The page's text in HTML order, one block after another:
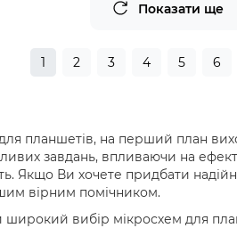
Показати ще
1 2 3 4 5 6
планшетів, на перший план
завдань, впливаючи на
Якщо Ви хочете придбати
вірним помічником.
вибір мікросхем для